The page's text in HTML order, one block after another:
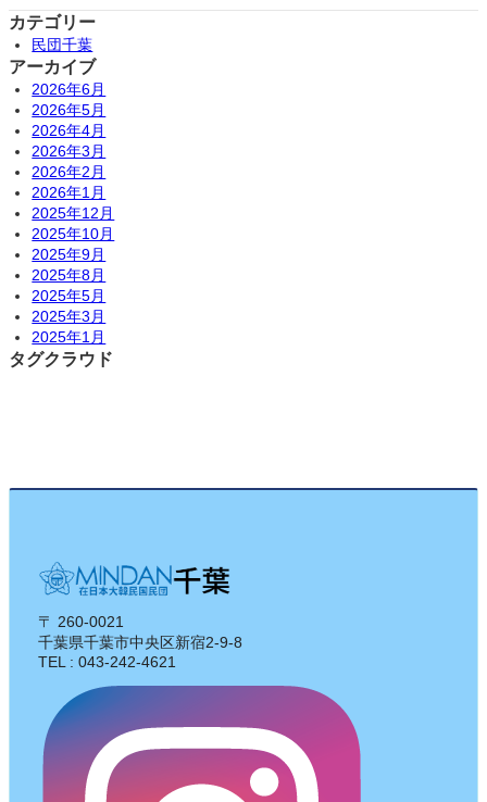
カテゴリー
民団千葉
アーカイブ
2026年6月
2026年5月
2026年4月
2026年3月
2026年2月
2026年1月
2025年12月
2025年10月
2025年9月
2025年8月
2025年5月
2025年3月
2025年1月
タグクラウド
〒 260-0021
千葉県千葉市中央区新宿2-9-8
TEL : 043-242-4621